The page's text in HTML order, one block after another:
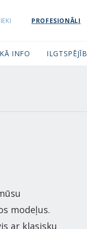
PROFESIONĀĻI
INFO
modeļus.
ar klasisku